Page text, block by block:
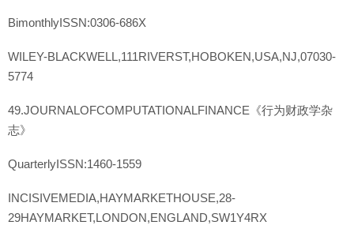
BimonthlyISSN:0306-686X
WILEY-BLACKWELL,111RIVERST,HOBOKEN,USA,NJ,07030-
5774
49.JOURNALOFCOMPUTATIONALFINANCE《行为财政学杂
志》
QuarterlyISSN:1460-1559
INCISIVEMEDIA,HAYMARKETHOUSE,28-
29HAYMARKET,LONDON,ENGLAND,SW1Y4RX